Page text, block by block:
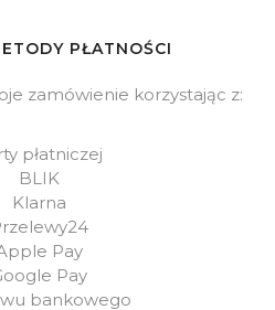
PŁATNOŚCI
zamówienie korzystając z:
płatniczej
BLIK
Klarna
Pay
Pay
bankowego